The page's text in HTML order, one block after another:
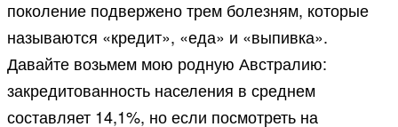
поколение подвержено трем болезням, которые
называются «кредит», «еда» и «выпивка».
Давайте возьмем мою родную Австралию:
закредитованность населения в среднем
составляет 14,1%, но если посмотреть на